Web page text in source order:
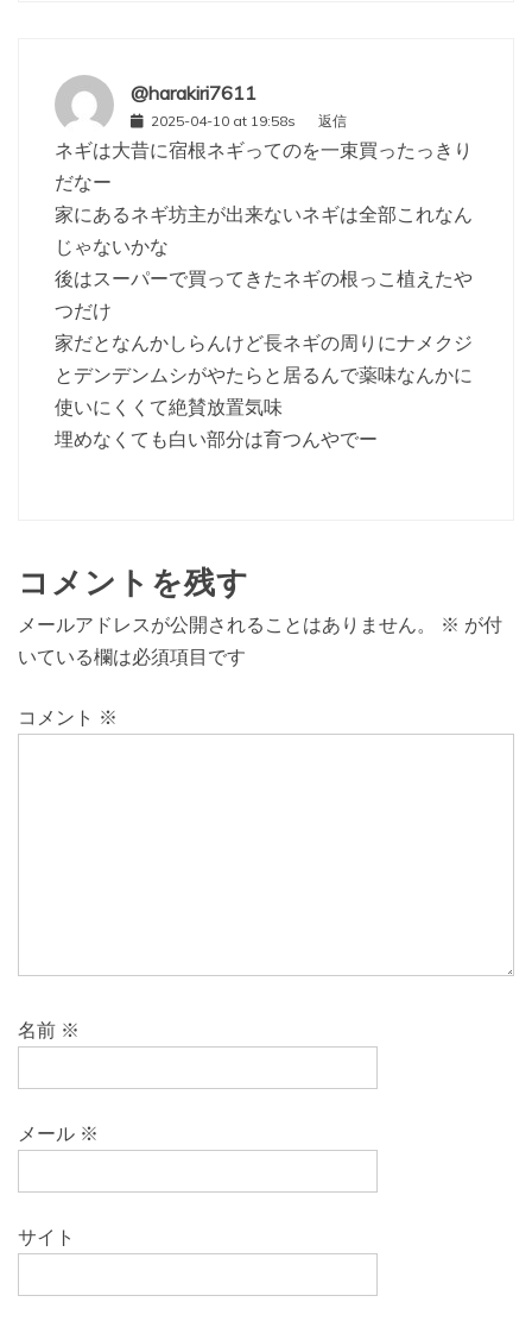
@harakiri7611
2025-04-10 at 19:58s 返信
ネギは大昔に宿根ネギってのを一束買ったっきり
だなー
家にあるネギ坊主が出来ないネギは全部これなん
じゃないかな
後はスーパーで買ってきたネギの根っこ植えたや
つだけ
家だとなんかしらんけど長ネギの周りにナメクジ
とデンデンムシがやたらと居るんで薬味なんかに
使いにくくて絶賛放置気味
埋めなくても白い部分は育つんやでー
コメントを残す
メールアドレスが公開されることはありません。 ※ が付
いている欄は必須項目です
コメント ※
名前 ※
メール ※
サイト